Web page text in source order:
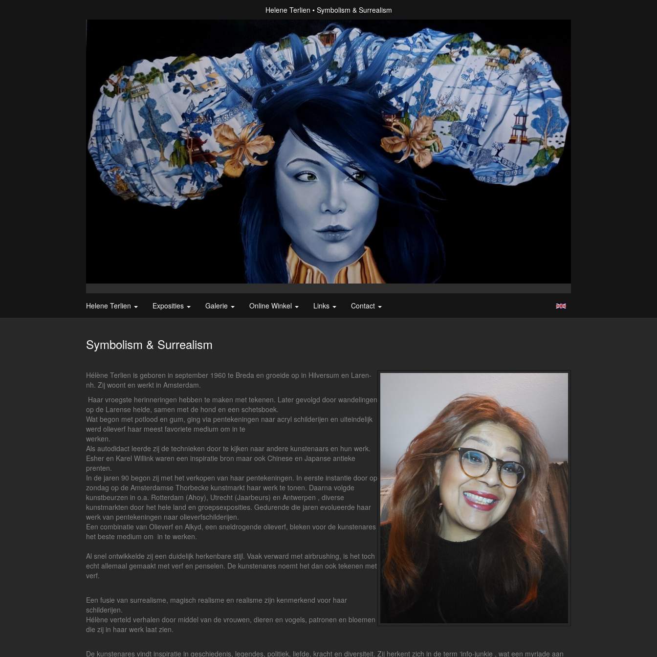
Helene Terlien Symbolism & Surrealism
Helene Terlien Exposities Galerie Online Winkel Links Contact
Symbolism & Surrealism
Hélène Terlien is geboren in september 1960 te Breda en groeide op in Hilversum en Laren-
nh. Zij woont en werkt in Amsterdam.
Haar vroegste herinneringen hebben te maken met tekenen. Later gevolgd door wandelingen
op de Larense heide, samen met de hond en een schetsboek.
Wat begon met potlood en gum, ging via pentekeningen naar acryl schilderijen en uiteindelijk
werd olieverf haar meest favoriete medium om in te
werken.
Als autodidact leerde zij de technieken door te kijken naar andere kunstenaars en hun werk.
Esher en Karel Willink waren een inspiratie bron maar ook Chinese en Japanse antieke
prenten.
In de jaren 90 begon zij met het verkopen van haar pentekeningen. In eerste instantie door op
zondag op de Amsterdamse Thorbecke kunstmarkt haar werk te tonen. Daarna volgde
kunstbeurzen in o.a. Rotterdam (Ahoy), Utrecht (Jaarbeurs) en Antwerpen , diverse
kunstmarkten door het hele land en groepsexposities. Gedurende die jaren evolueerde haar
werk van pentekeningen naar olieverfschilderijen.
Een combinatie van Olieverf en Alkyd, een sneldrogende olieverf, bleken voor de kunstenares
het beste medium om in te werken.
Al snel ontwikkelde zij een duidelijk herkenbare stijl. Vaak verward met airbrushing, is het toch
echt allemaal gemaakt met verf en penselen. De kunstenares noemt het dan ook tekenen met
verf.
Een fusie van surrealisme, magisch realisme en realisme zijn kenmerkend voor haar
schilderijen.
Hélène verteld verhalen door middel van de vrouwen, dieren en vogels, patronen en bloemen
die zij in haar werk laat zien.
De kunstenares vindt inspiratie in geschiedenis, legendes, politiek, liefde, kracht en diversiteit. Zij herkent zich in de term ‘info-junkie , wat een myriade aan